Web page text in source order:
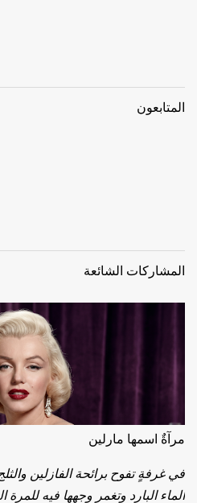
المتابعون
المشاركات الشائعة
مرآةٌ اسمها مارلين
في غرفةٍ تفوح برائحة الفازلين
الماء البارد وتغمر وجهها فيه